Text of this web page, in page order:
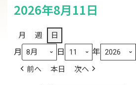
2026年8月11日
月 週 日
月 日 年
前へ 本日 次へ